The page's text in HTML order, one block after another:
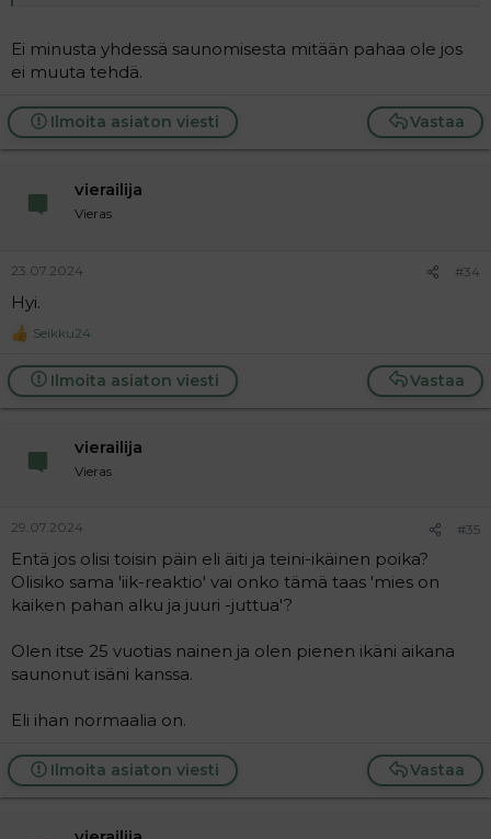
Ei minusta yhdessä saunomisesta mitään pahaa ole jos
ei muuta tehdä.
Vastaa
Ilmoita asiaton viesti
vierailija
Vieras
23.07.2024 #34
Hyi.
R
a
c
t
Seikku24
Vastaa
Ilmoita asiaton viesti
vierailija
Vieras
29.07.2024 #35
Entä jos olisi toisin päin eli äiti ja teini-ikäinen poika?
Olisiko sama 'iik-reaktio' vai onko tämä taas 'mies on
kaiken pahan alku ja juuri -juttua'?
Olen itse 25 vuotias nainen ja olen pienen ikäni aikana
saunonut isäni kanssa.
Eli ihan normaalia on.
Vastaa
Ilmoita asiaton viesti